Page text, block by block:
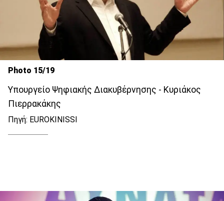
Photo 15/19
Υπουργείο Ψηφιακής Διακυβέρνησης - Κυριάκος
Πιερρακάκης
Πηγή: EUROKINISSI